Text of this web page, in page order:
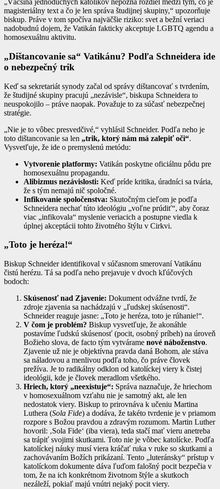
„Väčšina jednoduchých katolíkov nepozná rozdiel medzi tým, čo je
magisteriálny text a čo je len správa študijnej skupiny,“ upozorňuje
biskup. Práve v tom spočíva najväčšie riziko: svet a bežní veriaci
nadobudnú dojem, že Vatikán fakticky akceptuje LGBTQ agendu a
homosexuálnu aktivitu.
„Dištancovanie sa“ Vatikánu? Podľa Schneidera ide
o nebezpečný trik
Keď sa sekretariát synody začal od správy dištancovať s tvrdením,
že študijné skupiny pracujú „nezávisle“, biskupa Schneidera to
neuspokojilo – práve naopak. Považuje to za súčasť nebezpečnej
stratégie.
„Nie je to vôbec presvedčivé,“ vyhlásil Schneider. Podľa neho je
toto dištancovanie sa len „trik, ktorý nám má zalepiť oči“.
Vysvetľuje, že ide o premyslenú metódu:
Vytvorenie platformy: Vatikán poskytne oficiálnu pôdu pre
homosexuálnu propagandu.
Alibizmus nezávislosti: Keď príde kritika, úradníci sa tvária,
že s tým nemajú nič spoločné.
Infikovanie spoločenstva: Skutočným cieľom je podľa
Schneidera nechať túto ideológiu „voľne prúdiť“, aby čoraz
viac „infikovala“ myslenie veriacich a postupne viedla k
úplnej akceptácii tohto životného štýlu v Cirkvi.
„Toto je heréza!“
Biskup Schneider identifikoval v súčasnom smerovaní Vatikánu
čistú herézu. Tá sa podľa neho prejavuje v dvoch kľúčových
bodoch:
Skúsenosť nad Zjavenie: Dokument odvážne tvrdí, že
zdroje zjavenia sa nachádzajú v „ľudskej skúsenosti“.
Schneider reaguje jasne: „Toto je heréza, toto je rúhanie!“.
V čom je problém? Biskup vysvetľuje, že akonáhle
postavíme ľudskú skúsenosť (pocit, osobný príbeh) na úroveň
Božieho slova, de facto tým vytvárame nové náboženstvo.
Zjavenie už nie je objektívna pravda daná Bohom, ale stáva
sa náladovou a menlivou podľa toho, čo práve človek
prežíva. Je to radikálny odklon od katolíckej viery k čistej
ideológii, kde je človek meradlom všetkého.
Hriech, ktorý „neexistuje“: Správa naznačuje, že hriechom
v homosexuálnom vzťahu nie je samotný akt, ale len
nedostatok viery. Biskup to prirovnáva k učeniu Martina
Luthera (Sola Fide) a dodáva, že takéto tvrdenie je v priamom
rozpore s Božou pravdou a zdravým rozumom. Martin Luther
hovoril: ‚Sola Fide‘ (iba viera), teda stačí mať vieru anetreba
sa trápiť svojimi skutkami. Toto nie je vôbec katolícke. Podľa
katolíckej náuky musí viera kráčať ruka v ruke so skutkami a
zachovávaním Božích prikázaní. Tento „luteránsky“ prístup v
katolíckom dokumente dáva ľuďom falošný pocit bezpečia v
tom, že na ich konkrétnom životnom štýle a skutkoch
nezáleží, pokiaľ majú vnútri nejaký pocit viery.